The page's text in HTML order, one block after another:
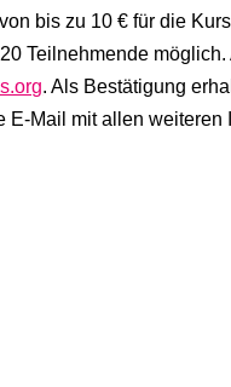
bis zu 10 € für die
Teilnehmende
. Als Bestätigung
E-Mail mit allen weiteren